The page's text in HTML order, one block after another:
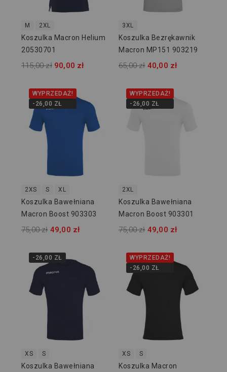
M 2XL
Koszulka Macron Helium
20530701
115,00 zł 90,00 zł
3XL
Koszulka Bezrękawnik
Macron MP151 903219
65,00 zł 40,00 zł
WYPRZEDAŻ!
-26,00 ZŁ
2XS S XL
Koszulka Bawełniana
Macron Boost 903303
75,00 zł 49,00 zł
WYPRZEDAŻ!
-26,00 ZŁ
2XL
Koszulka Bawełniana
Macron Boost 903301
75,00 zł 49,00 zł
-26,00 ZŁ
XS S
Koszulka Bawełniana
WYPRZEDAŻ!
-26,00 ZŁ
XS S
Koszulka Macron